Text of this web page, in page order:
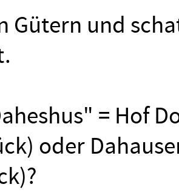
Gütern und
= Hof
oder